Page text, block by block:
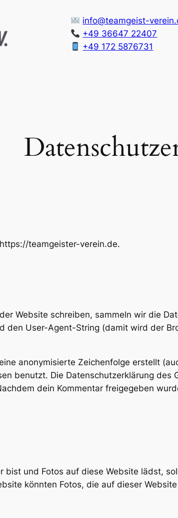
info@teamgeist-
+49 36647 22407
+49 172 5876731
teamgeister-verein.de.
Website schreiben, sammeln wir die
den User-Agent-String (damit wird der
anonymisierte Zeichenfolge erstellt
benutzt. Die Datenschutzerklärung des
dein Kommentar freigegeben
bist und Fotos auf diese Website lädst,
könnten Fotos, die auf dieser